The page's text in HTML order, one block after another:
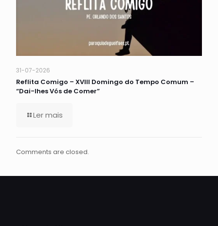
31-07-2026
Reflita Comigo – XVIII Domingo do Tempo Comum –
“Dai-lhes Vós de Comer”
Ler mais
Comments are closed.